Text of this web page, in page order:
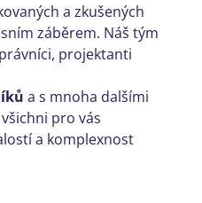
a zkušených
záběrem. Náš tým
projektanti
a s mnoha dalšími
pro vás
a komplexnost